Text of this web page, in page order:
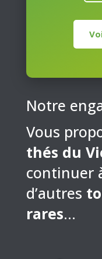
Notre
Vous
thés du
continuer
d’autres
rares…